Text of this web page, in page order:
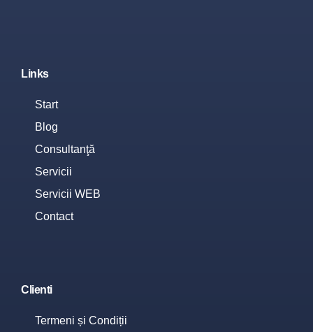
Links
Start
Blog
Consultanţă
Servicii
Servicii WEB
Contact
Clienti
Termeni și Condiții